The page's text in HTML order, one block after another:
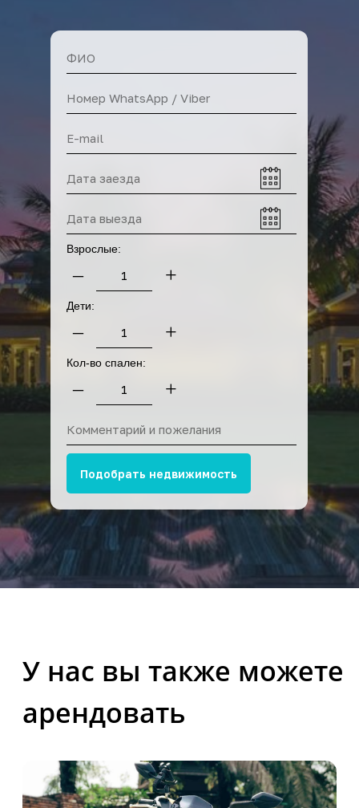
Взрослые:
– +
Дети:
– +
Кол-во спален:
– +
Подобрать недвижимость
Прокат машин
Аренда вилл